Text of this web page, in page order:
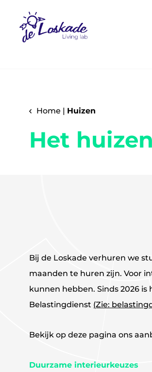
Home | Huizen
Het
Bij de Loskade verhuren we
maanden te huren zijn. Voor
kunnen hebben. Sinds 2026
Belastingdienst (Zie:
Bekijk op deze pagina ons
Duurzame interieurkeuzes